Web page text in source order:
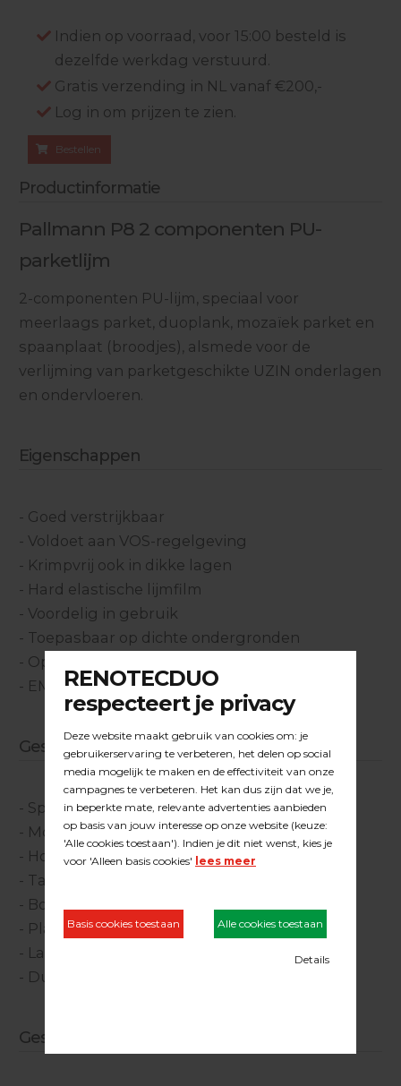
Indien op voorraad, voor 15:00 besteld is
dezelfde werkdag verstuurd.
Gratis verzending in NL vanaf €200,-
Log in om prijzen te zien.
Bestellen
Productinformatie
Pallmann P8 2 componenten PU-
parketlijm
2-componenten PU-lijm, speciaal voor
meerlaags parket, duoplank, mozaïek parket en
spaanplaat (broodjes), alsmede voor de
verlijming van parketgeschikte UZIN onderlagen
en ondervloeren.
Eigenschappen
- Goed verstrijkbaar
- Voldoet aan VOS-regelgeving
- Krimpvrij ook in dikke lagen
- Hard elastische lijmfilm
- Voordelig in gebruik
- Toepasbaar op dichte ondergronden
- Oplosmiddelvrij
- EMICODE EC 1 R PLUS / zeer emissiearm
Geschikt voor:
- Spaanplaatbroodjes
- Mozaïek
- Hoogkant lamelparket
- Tapis 6mm tot 90 mm breed
- Bourgongne 8-10 mm tot 240 mm breed
- Planchettes 10 mm
- Lamelparket tot 220 mm breed
- Duoplank tot 220 mm breed
Geschikt op: